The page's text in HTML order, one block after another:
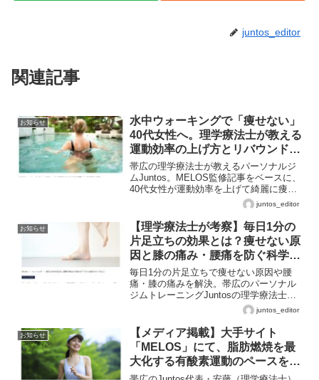
juntos_editor
関連記事
お知らせ
水中ウォーキングで「痩せない」
40代女性へ。理学療法士が教える
運動効率の上げ方とリバウンドし
ないダイエット
帯広の理学療法士が教えるパーソナルジ
ムJuntos。MELOS監修記事をベースに、
40代女性が運動効率を上げて綺麗に痩せ
るコツとリバウンドしない体づくりを解
juntos_editor
お知らせ
【理学療法士が考察】毎日1分の
片足立ちの効果とは？痩せない原
因と膝の痛み・腰痛を防ぐ科学的
アプローチ
毎日1分の片足立ちで痩せない原因や腰
痛・膝の痛みを解決。帯広のパーソナル
ジムトレーニングJuntosの理学療法士
が、40代女性や初心者の運動効率を高め
て一生歩ける体をつくる方法を解説。音
更、幕別、札内、芽室など十勝エリアで
ジムを比較検討中の方へ。
juntos_editor
お知らせ
【メディア掲載】大手サイト
「MELOS」にて、脂肪燃焼を最
大化する有酸素運動のペースを解
説しました